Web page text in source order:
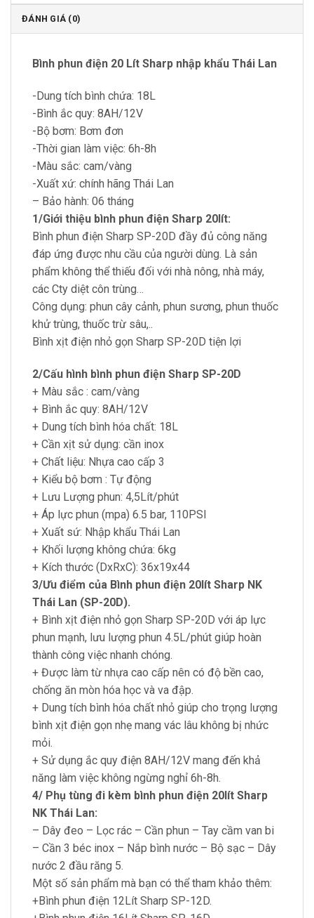
ĐÁNH GIÁ (0)
Bình phun điện 20 Lít Sharp nhập khẩu Thái Lan
-Dung tích bình chứa: 18L
-Bình ắc quy: 8AH/12V
-Bộ bơm: Bơm đơn
-Thời gian làm việc: 6h-8h
-Màu sắc: cam/vàng
-Xuất xứ: chính hãng Thái Lan
– Bảo hành: 06 tháng
1/Giới thiệu bình phun điện Sharp 20lít:
Bình phun điện Sharp SP-20D đầy đủ công năng
đáp ứng được nhu cầu của người dùng. Là sản
phẩm không thể thiếu đối với nhà nông, nhà máy,
các Cty diệt côn trùng…
Công dụng: phun cây cảnh, phun sương, phun thuốc
khử trùng, thuốc trừ sâu,..
Bình xịt điện nhỏ gọn Sharp SP-20D tiện lợi
2/Cấu hình bình phun điện Sharp SP-20D
+ Màu sắc : cam/vàng
+ Bình ắc quy: 8AH/12V
+ Dung tích bình hóa chất: 18L
+ Cần xịt sử dụng: cần inox
+ Chất liệu: Nhựa cao cấp 3
+ Kiểu bộ bơm : Tự động
+ Lưu Lượng phun: 4,5Lít/phút
+ Áp lực phun (mpa) 6.5 bar, 110PSI
+ Xuất sứ: Nhập khẩu Thái Lan
+ Khối lượng không chứa: 6kg
+ Kích thước (DxRxC): 36x19x44
3/Ưu điểm của Bình phun điện 20lít Sharp NK
Thái Lan (SP-20D).
+ Bình xịt điện nhỏ gọn Sharp SP-20D với áp lực
phun mạnh, lưu lượng phun 4.5L/phút giúp hoàn
thành công việc nhanh chóng.
+ Được làm từ nhựa cao cấp nên có độ bền cao,
chống ăn mòn hóa học và va đập.
+ Dung tích bình hóa chất nhỏ giúp cho trọng lượng
bình xịt điện gọn nhẹ mang vác lâu không bị nhức
mỏi.
+ Sử dụng ắc quy điện 8AH/12V mang đến khả
năng làm việc không ngừng nghỉ 6h-8h.
4/ Phụ tùng đi kèm bình phun điện 20lít Sharp
NK Thái Lan:
– Dây đeo – Lọc rác – Cần phun – Tay cầm van bi
– Cần 3 béc inox – Nắp bình nước – Bộ sạc – Dây
nước 2 đầu răng 5.
Một số sản phẩm mà bạn có thể tham khảo thêm:
+Bình phun điện 12Lít Sharp SP-12D.